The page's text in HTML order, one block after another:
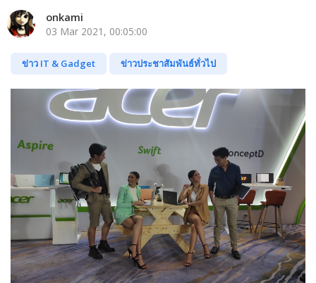
onkami
03 Mar 2021, 00:05:00
ข่าว IT & Gadget ข่าวประชาสัมพันธ์ทั่วไป